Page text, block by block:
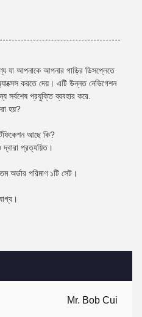
Mr. Bob Cui
যা আপনাকে আপনার গাড়ির ডিসপ্লেতে
করতে দেয়। এটি উন্নত নেভিগেশন
সর্বশেষ প্রযুক্তি ব্যবহার করে.
হয়?
আছে কি?
প্রত্যয়িত।
অর্ডার পরিমাণ ১টি সেট।